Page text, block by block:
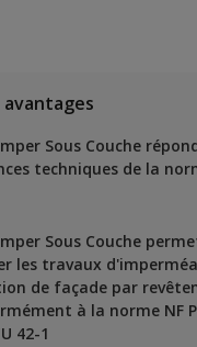
Sous Couche
techniques de la
Sous Couche
les travaux
de façade par
à la norme NF
42-1